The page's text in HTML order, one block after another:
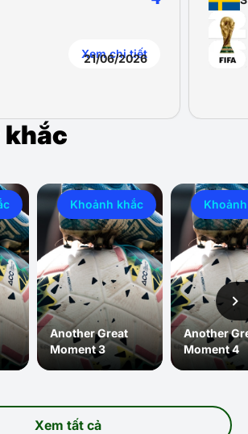
21/06/2026
Xem chi tiết
khắc
Xem tất cả
Khoảnh khắc
Another Great
Moment 3
Khoảnh
Another
Moment 4